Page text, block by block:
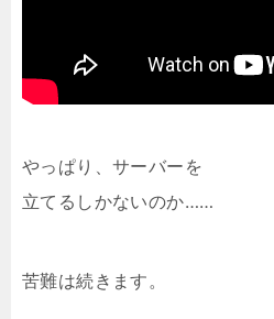
やっぱり、サーバーを
立てるしかないのか……
苦難は続きます。